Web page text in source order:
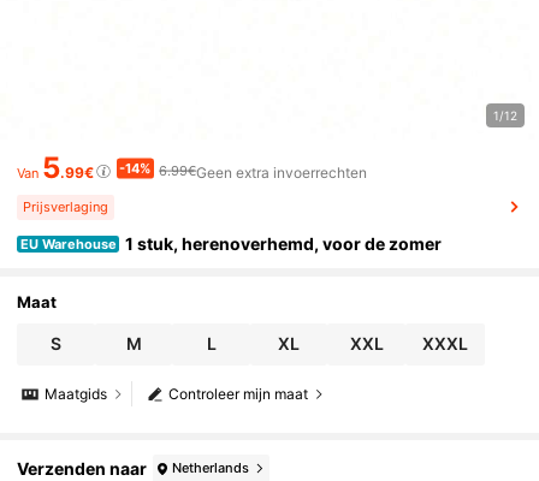
1/12
Van 5.99€ -14% 6.99€Geen extra invoerrechten
Prijsverlaging
EU Warehouse 1 stuk, herenoverhemd, voor de zomer
Maat
S M L XL XXL XXXL
Controleer mijn maat
Maatgids
Verzenden naar Netherlands